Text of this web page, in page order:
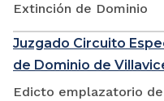
Extinción de Dominio
Juzgado Circuito
de Dominio de
Edicto emplazatorio